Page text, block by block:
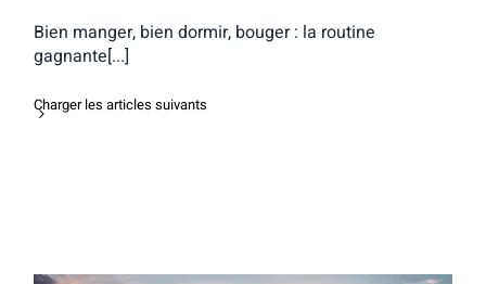
Bien manger, bien dormir, bouger : la routine
gagnante[...]
Charger les articles suivants